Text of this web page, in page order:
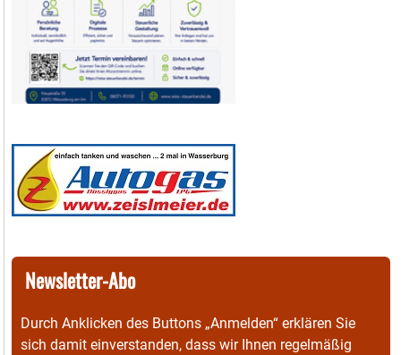
Newsletter-Abo
Durch Anklicken des Buttons „Anmelden“ erklären Sie
sich damit einverstanden, dass wir Ihnen regelmäßig